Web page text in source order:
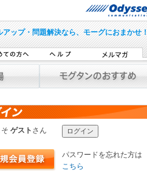
アップ・問題解決なら、モーグにおまかせ！
ゲスト さん
パスワードを忘れた方は
こちら